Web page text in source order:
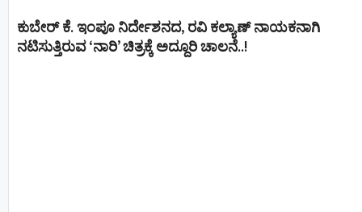
ಕುಬೇರ್ ಕೆ. ಇಂಪೂ ನಿರ್ದೇಶನದ, ರವಿ ಕಲ್ಯಾಣ್‍ ನಾಯಕನಾಗಿ
ನಟಿಸುತ್ತಿರುವ ‘ನಾರಿ’ ಚಿತ್ರಕ್ಕೆ ಅದ್ದೂರಿ ಚಾಲನೆ..!